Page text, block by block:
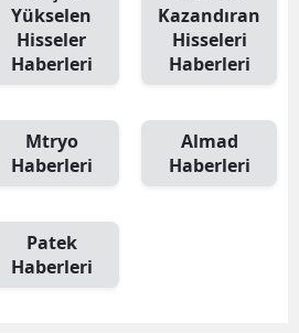
Yükselen
Hisseler
Haberleri
Kazandıran
Hisseleri
Haberleri
Mtryo
Haberleri
Almad
Haberleri
Patek
Haberleri